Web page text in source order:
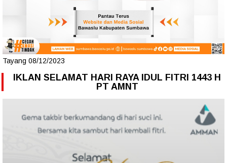
Tayang 08/12/2023
IKLAN SELAMAT HARI RAYA IDUL FITRI 1443 H
PT AMNT